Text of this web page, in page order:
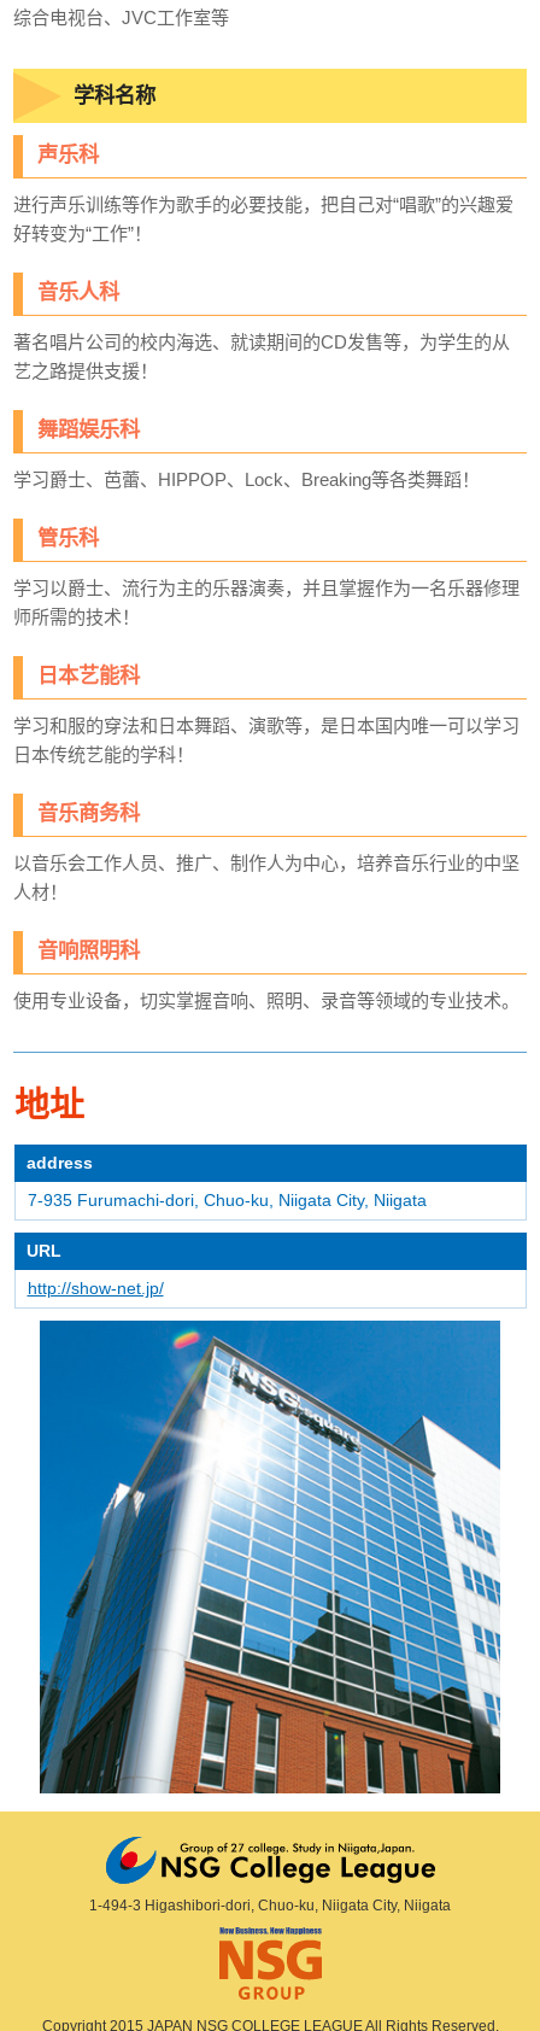
综合电视台、JVC工作室等
学科名称
声乐科
进行声乐训练等作为歌手的必要技能，把自己对“唱歌”的兴趣爱
好转变为“工作”！
音乐人科
著名唱片公司的校内海选、就读期间的CD发售等，为学生的从
艺之路提供支援！
舞蹈娱乐科
学习爵士、芭蕾、HIPPOP、Lock、Breaking等各类舞蹈！
管乐科
学习以爵士、流行为主的乐器演奏，并且掌握作为一名乐器修理
师所需的技术！
日本艺能科
学习和服的穿法和日本舞蹈、演歌等，是日本国内唯一可以学习
日本传统艺能的学科！
音乐商务科
以音乐会工作人员、推广、制作人为中心，培养音乐行业的中坚
人材！
音响照明科
使用专业设备，切实掌握音响、照明、录音等领域的专业技术。
地址
address
7-935 Furumachi-dori, Chuo-ku, Niigata City, Niigata
URL
http://show-net.jp/
1-494-3 Higashibori-dori, Chuo-ku, Niigata City, Niigata
Copyright 2015 JAPAN NSG COLLEGE LEAGUE All Rights Reserved.